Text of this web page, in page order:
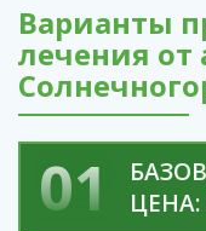
Варианты
лечения от
01
ЦЕНА: